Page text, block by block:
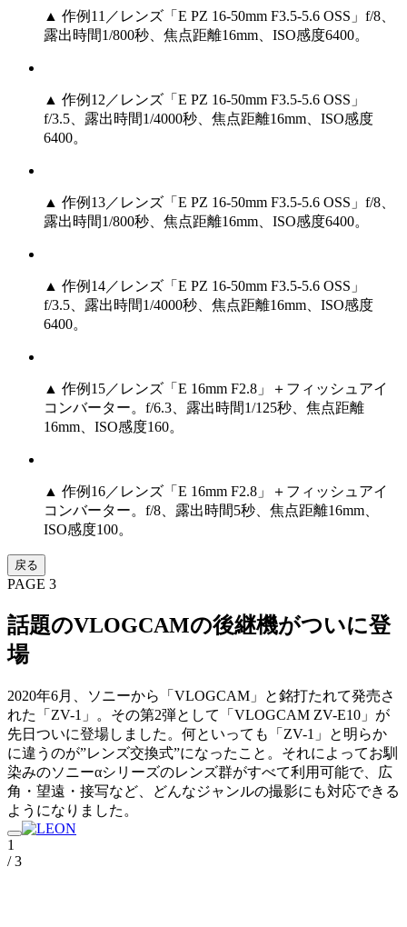
▲ 作例11／レンズ「E PZ 16-50mm F3.5-5.6 OSS」f/8、
露出時間1/800秒、焦点距離16mm、ISO感度6400。
▲ 作例12／レンズ「E PZ 16-50mm F3.5-5.6 OSS」
f/3.5、露出時間1/4000秒、焦点距離16mm、ISO感度
6400。
▲ 作例13／レンズ「E PZ 16-50mm F3.5-5.6 OSS」f/8、
露出時間1/800秒、焦点距離16mm、ISO感度6400。
▲ 作例14／レンズ「E PZ 16-50mm F3.5-5.6 OSS」
f/3.5、露出時間1/4000秒、焦点距離16mm、ISO感度
6400。
▲ 作例15／レンズ「E 16mm F2.8」＋フィッシュアイ
コンバーター。f/6.3、露出時間1/125秒、焦点距離
16mm、ISO感度160。
▲ 作例16／レンズ「E 16mm F2.8」＋フィッシュアイ
コンバーター。f/8、露出時間5秒、焦点距離16mm、
ISO感度100。
戻る
PAGE 3
話題のVLOGCAMの後継機がついに登
場
2020年6月、ソニーから「VLOGCAM」と銘打たれて発売さ
れた「ZV-1」。その第2弾として「VLOGCAM ZV-E10」が
先日ついに登場しました。何といっても「ZV-1」と明らか
に違うのが”レンズ交換式”になったこと。それによってお馴
染みのソニーαシリーズのレンズ群がすべて利用可能で、広
角・望遠・接写など、どんなジャンルの撮影にも対応できる
ようになりました。
1
/ 3